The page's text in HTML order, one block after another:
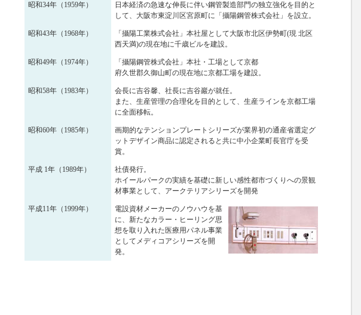
昭和34年（1959年）
日本経済の急速な伸長に伴い鋼管製造部門の独立強化を目的と
して、大阪市東淀川区宮原町に「攝陽鋼管株式会社」を設立。
昭和43年（1968年）
「攝陽工業株式会社」本社屋として大阪市北区伊勢町(現 北区
西天満)の現在地に千歳ビルを建設。
昭和49年（1974年）
「攝陽鋼管株式会社」本社・工場として京都
府久世郡久御山町の現在地に京都工場を建設。
昭和58年（1983年）
会長に吉谷馨、社長に吉谷巖が就任。
また、生産管理の合理化を目的として、生産ラインを京都工場
に全面移転。
昭和60年（1985年）
画期的なテンションプレートシリーズが業界初の通産省選定グ
ットデザイン商品に認定されると共に中小企業町長官庁を受
賞。
平成 1年（1989年）
社債発行。
ホイールパークの実績を基礎に新しい感性都市づくりへの景観
材事業として、アークテリアシリーズを開発
平成11年（1999年）
電設資材メーカーのノウハウを基
に、新たなカラー・ヒーリング思
想を取り入れた医療用パネル事業
としてメディコアシリーズを開
発。